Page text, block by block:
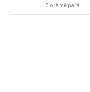
3 orë më parë